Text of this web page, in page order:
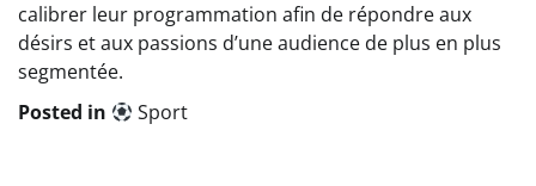
calibrer leur programmation afin de répondre aux
désirs et aux passions d’une audience de plus en plus
segmentée.
Posted in
Sport